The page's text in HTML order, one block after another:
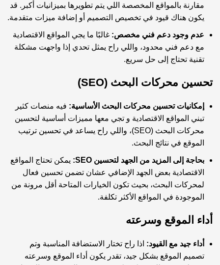
مقارنة بالمواقع المخصصة اللي يتم تطويرها بميزانيات أكبر. قد
يكون هناك قيود في تخصيص التصميم أو إضافة ميزات متقدمة.
عدم وجود دعم فني مخصص: غالبًا ما يجي المواقع الاقتصادية
مع دعم فني محدود، واللي راح يمثل تحدي إذا واجهت مشكلة
تقنية تحتاج إلى حل سريع.
تحسين محركات البحث (SEO)
إمكانيات تحسين محركات البحث الأساسية: فيه منصات كثير
تبني المواقع الاقتصادية و تجي معها مميزات أساسية لتحسين
محركات البحث (SEO)، واللي راح يساعد في تحسين ترتيب
الموقع في نتائج البحث.
بحاجة إلى المزيد من الجهد لتحسين SEO:
يمكن تحتاج المواقع
الاقتصادية بعض الجهد الإضافي عشان تضمن تحسين فعال
لمحركات البحث، بحيث تكون الخيارات المتاحة أقل مرونة من
الموجودة في المواقع الأكثر تكلفة.
أداء الموقع وسرعته
أداء جيد مع القيود: اذا راح تختار الاستضافة المناسبة وتم
تصميم الموقع بشكل جيد، تقدر يكون أداء الموقع وسرعته